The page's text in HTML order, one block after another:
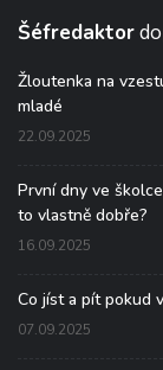
Šéfredaktor
Žloutenka na
mladé
22.09.2025
První dny ve
to vlastně dobře?
16.09.2025
Co jíst a pít pokud
07.09.2025